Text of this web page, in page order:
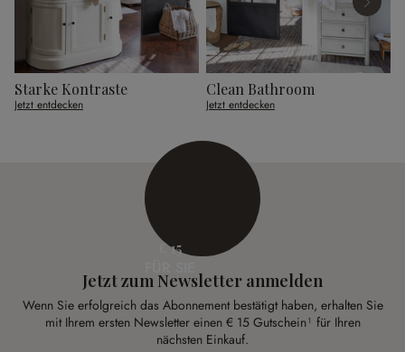
Starke Kontraste
Jetzt entdecken
Clean Bathroom
Jetzt entdecken
€ 15
Jetzt zum Newsletter anmelden
Wenn Sie erfolgreich das Abonnement bestätigt haben, erhalten Sie
mit Ihrem ersten Newsletter einen € 15 Gutschein¹ für Ihren
nächsten Einkauf.